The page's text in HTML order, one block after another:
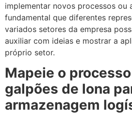
implementar novos processos ou
fundamental que diferentes
variados setores da empresa
auxiliar com ideias e mostrar a
próprio setor.
Mapeie o
galpões de lona
armazenagem